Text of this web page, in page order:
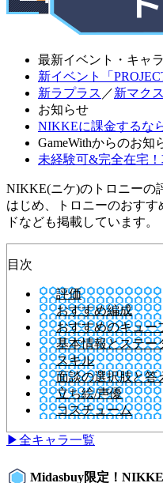
最新イベント・キャ
新イベント「
新ラプラス ／新マク
お知らせ
NIKKEに課金するな
GameWithからのお知
未経験可&完全在宅
NIKKE(ニケ)のトロニーの
はじめ、トロニーのおす
ドなども掲載しています。
目次
評価
おすすめ編成
おすすめのキュー
基本情報とステー
スキル
面談の選択肢と答
立ち絵/声優
コスチューム
▶全キャラ一覧
Midasbuy限定！